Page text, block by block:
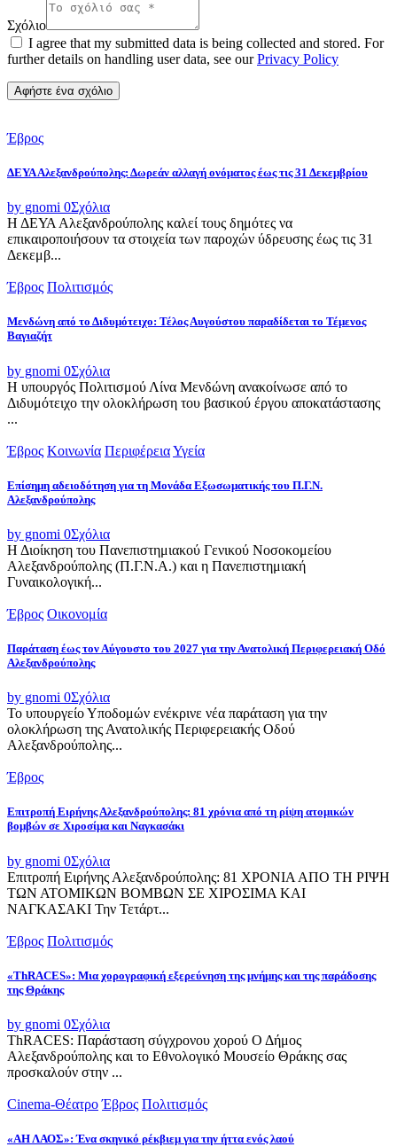
Σχόλιο
I agree that my submitted data is being collected and stored. For
further details on handling user data, see ourPrivacy Policy
Έβρος
ΔΕΥΑ Αλεξανδρούπολης: Δωρεάν αλλαγή ονόματος έως τις 31 Δεκεμβρίου
by gnomi 0Σχόλια
Η ΔΕΥΑ Αλεξανδρούπολης καλεί τους δημότες να
επικαιροποιήσουν τα στοιχεία των παροχών ύδρευσης έως τις 31
Δεκεμβ...
Έβρος Πολιτισμός
Μενδώνη από το Διδυμότειχο: Τέλος Αυγούστου παραδίδεται το Τέμενος
Βαγιαζήτ
by gnomi 0Σχόλια
Η υπουργός Πολιτισμού Λίνα Μενδώνη ανακοίνωσε από το
Διδυμότειχο την ολοκλήρωση του βασικού έργου αποκατάστασης
...
Έβρος Κοινωνία ΠεριφέρειαΥγεία
Επίσημη αδειοδότηση για τη Μονάδα Εξωσωματικής του Π.Γ.Ν.
Αλεξανδρούπολης
by gnomi 0Σχόλια
Η Διοίκηση του Πανεπιστημιακού Γενικού Νοσοκομείου
Αλεξανδρούπολης (Π.Γ.Ν.Α.) και η Πανεπιστημιακή
Γυναικολογική...
Έβρος Οικονομία
Παράταση έως τον Αύγουστο του 2027 για την Ανατολική Περιφερειακή Οδό
Αλεξανδρούπολης
by gnomi 0Σχόλια
Το υπουργείο Υποδομών ενέκρινε νέα παράταση για την
ολοκλήρωση της Ανατολικής Περιφερειακής Οδού
Αλεξανδρούπολης...
Έβρος
Επιτροπή Ειρήνης Αλεξανδρούπολης: 81 χρόνια από τη ρίψη ατομικών
βομβών σε Χιροσίμα και Ναγκασάκι
by gnomi 0Σχόλια
Επιτροπή Ειρήνης Αλεξανδρούπολης: 81 ΧΡΟΝΙΑ ΑΠΟ ΤΗ ΡΙΨΗ
ΤΩΝ ΑΤΟΜΙΚΩΝ ΒΟΜΒΩΝ ΣΕ ΧΙΡΟΣΙΜΑ ΚΑΙ
ΝΑΓΚΑΣΑΚΙ Την Τετάρτ...
Έβρος Πολιτισμός
«ThRACES»: Μια χορογραφική εξερεύνηση της μνήμης και της παράδοσης
της Θράκης
by gnomi 0Σχόλια
ThRACES: Παράσταση σύγχρονου χορού Ο Δήμος
Αλεξανδρούπολης και το Εθνολογικό Μουσείο Θράκης σας
προσκαλούν στην ...
Cinema-Θέατρο Έβρος Πολιτισμός
«ΑΗ ΛΑΟΣ»: Ένα σκηνικό ρέκβιεμ για την ήττα ενός λαού